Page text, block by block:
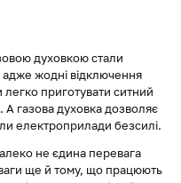
духовкою стали
адже жодні відключення
легко приготувати ситний
газова духовка дозволяє
електроприлади безсилі.
не єдина перевага
ще й тому, що працюють